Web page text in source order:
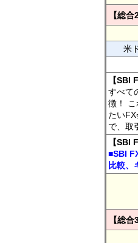
【総合
米
【SBI
すべて
徴！
たい
で、取
【SBI
■SBI
比較、
【総合